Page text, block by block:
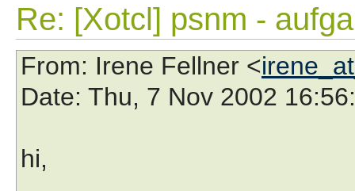
Re: [Xotcl] psnm -
From: Irene Fellner <
Date: Thu, 7 Nov 2002
hi,